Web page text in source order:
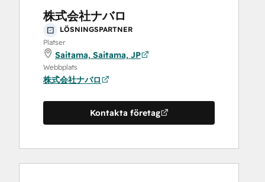
株式会社ナバロ
LÖSNINGSPARTNER
Platser
Saitama, Saitama, JP
Webbplats
株式会社ナバロ
Kontakta företag